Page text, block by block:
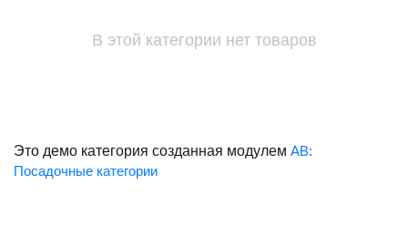
Это демо категория созданная модулем AB:
Посадочные категории
В этой категории нет товаров